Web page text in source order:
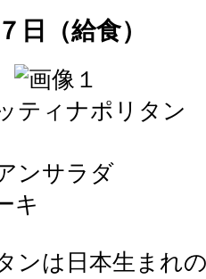
日（給食）
ティナポリタン
ンサラダ
キ
ンは日本生まれ